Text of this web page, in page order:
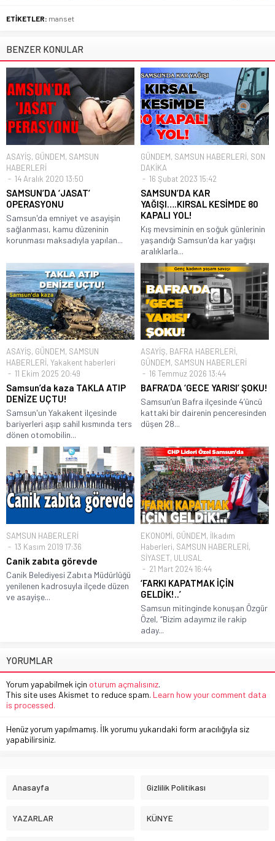
ETİKETLER: manset
BENZER KONULAR
ASAYİŞ, GÜNDEM, SAMSUN
HABERLERİ
14 Aralık 2020 13:50
SAMSUN’DA ‘JASAT’
OPERASYONU
Samsun'da emniyet ve asayişin
sağlanması, kamu düzeninin
korunması maksadıyla yapılan...
GÜNDEM, SAMSUN HABERLERİ, SON
DAKİKA
16 Şubat 2023 15:42
SAMSUN’DA KAR
YAĞIŞI….KIRSAL KESİMDE 80
KAPALI YOL!
Kış mevsiminin en soğuk günlerinin
yaşandığı Samsun'da kar yağışı
aralıklarla...
ASAYİŞ, GÜNDEM, SAMSUN
HABERLERİ, Yakakent haberleri
11 Ekim 2025 20:49
Samsun’da kaza TAKLA ATIP
DENİZE UÇTU!
Samsun'un Yakakent ilçesinde
bariyerleri aşıp sahil kısmında ters
dönen otomobilin...
ASAYİŞ, BAFRA HABERLERİ,
GÜNDEM, SAMSUN HABERLERİ
16 Temmuz 2026 13:44
BAFRA’DA ‘GECE YARISI’ ŞOKU!
Samsun’un Bafra ilçesinde 4’üncü
kattaki bir dairenin penceresinden
düşen 28...
SAMSUN HABERLERİ
13 Kasım 2019 17:36
Canik zabıta görevde
Canik Belediyesi Zabıta Müdürlüğü
yenilenen kadrosuyla ilçede düzen
ve asayişe...
EKONOMİ, GÜNDEM, İlkadım
Haberleri, SAMSUN HABERLERİ,
SİYASET, ULUSAL
21 Mart 2024 16:44
‘FARKI KAPATMAK İÇİN
GELDİK!..’
Samsun mitinginde konuşan Özgür
Özel, “Bizim adayımız ile rakip
aday...
YORUMLAR
Yorum yapabilmek için oturum açmalısınız.
This site uses Akismet to reduce spam. Learn how your comment data
is processed.
Henüz yorum yapılmamış. İlk yorumu yukarıdaki form aracılığıyla siz
yapabilirsiniz.
Anasayfa Gizlilik Politikası
YAZARLAR KÜNYE